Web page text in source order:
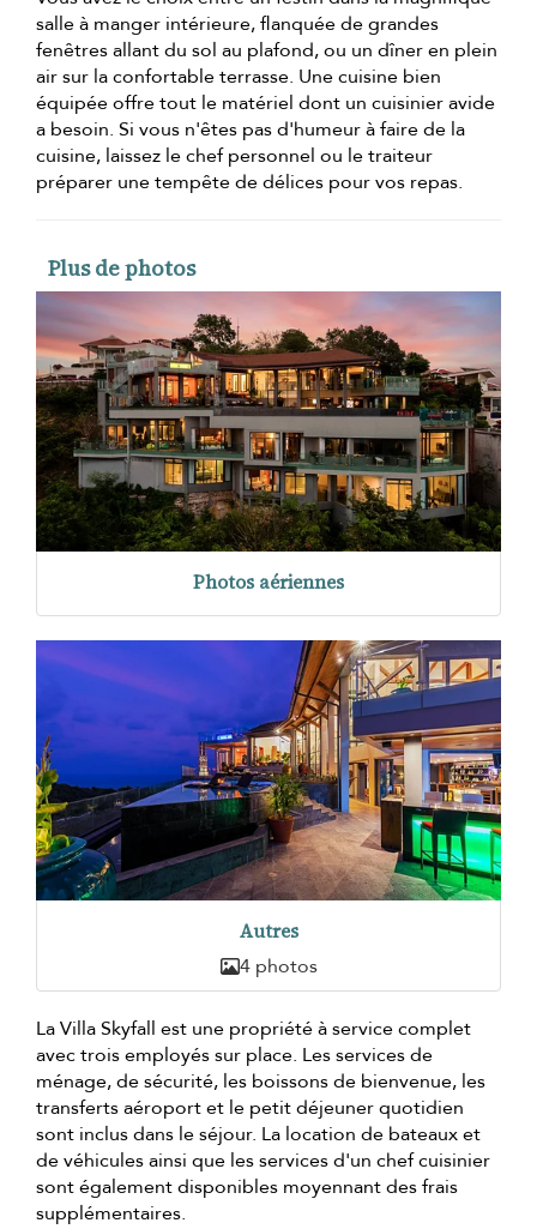
salle à manger intérieure, flanquée de grandes
fenêtres allant du sol au plafond, ou un dîner en plein
air sur la confortable terrasse. Une cuisine bien
équipée offre tout le matériel dont un cuisinier avide
a besoin. Si vous n'êtes pas d'humeur à faire de la
cuisine, laissez le chef personnel ou le traiteur
préparer une tempête de délices pour vos repas.
Plus de photos
Photos aériennes
Autres
4 photos
La Villa Skyfall est une propriété à service complet
avec trois employés sur place. Les services de
ménage, de sécurité, les boissons de bienvenue, les
transferts aéroport et le petit déjeuner quotidien
sont inclus dans le séjour. La location de bateaux et
de véhicules ainsi que les services d'un chef cuisinier
sont également disponibles moyennant des frais
supplémentaires.